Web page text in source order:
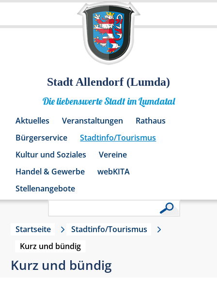
Stadt Allendorf (Lumda)
Die liebenswerte Stadt im Lumdatal
Aktuelles Veranstaltungen
Rathaus
Bürgerservice
Stadtinfo/Tourismus
Kultur und Soziales
Vereine
Handel & Gewerbe
webKITA
Stellenangebote
Startseite
Stadtinfo/Tourismus
Kurz und bündig
Kurz und bündig